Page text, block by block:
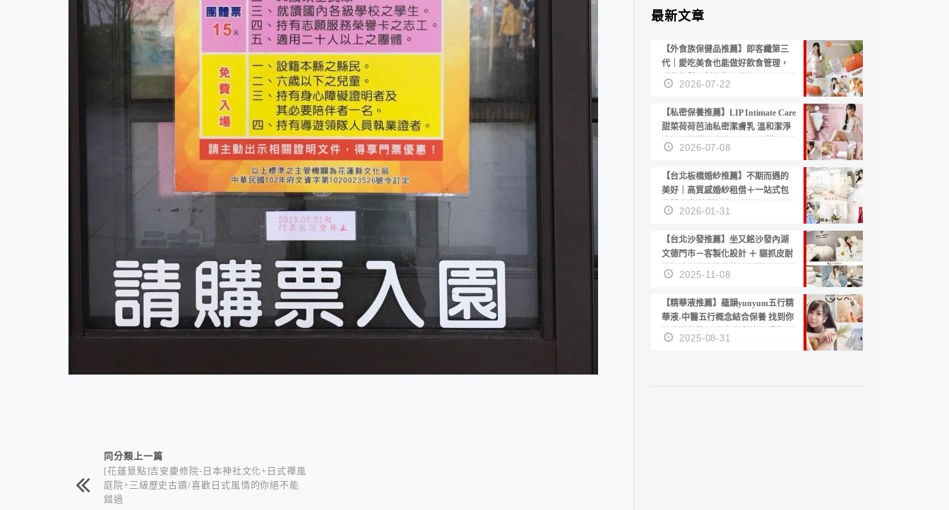
相連文章同分類上一篇
[花蓮景點]吉安慶修院-日本神社文化+日式禪風
庭院+三級歷史古蹟/喜歡日式風情的你絕不能
錯過
最新文章
【外食族保健品推薦】即客纖第三
代｜愛吃美食也能做好飲食管理，
陪你輕鬆面對聚餐日常！
2026-07-22
【私密保養推薦】LIP Intimate Care
甜菜荷荷芭油私密潔膚乳 溫和潔淨
洗後不乾澀 不起泡反而更舒服！
2026-07-08
【台北板橋婚紗推薦】不期而遇的
美好｜高質感婚紗租借＋一站式包
套服務 新娘備婚省心首選！
2026-01-31
【台北沙發推薦】坐又銘沙發內湖
文德門市－客製化設計 ＋ 貓抓皮耐
磨好清潔｜直營直銷、價格透明
高CP值打造夢想居家風格
2025-11-08
【精華液推薦】蘊韻yunyum五行精
華液-中醫五行概念結合保養 找到你
的專屬精華！ 水㊀土㊀就選「潤・
賦精華」維持肌膚剛剛好的平衡
2025-08-31